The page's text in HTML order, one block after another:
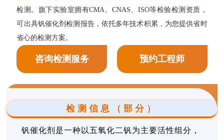
检测。旗下实验室拥有CMA、CNAS、ISO等检验检测资质，
可出具钒催化剂检测报告，依托多年技术积累，为您提供省时
省心的检测方案。
咨询检测服务 预约工程师
检测信息（部分）
钒催化剂是一种以五氧化二钒为主要活性组分，